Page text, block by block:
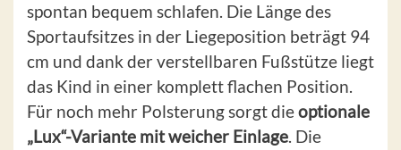
spontan bequem schlafen. Die Länge des
Sportaufsitzes in der Liegeposition beträgt 94
cm und dank der verstellbaren Fußstütze liegt
das Kind in einer komplett flachen Position.
Für noch mehr Polsterung sorgt dieoptionale
„Lux“-Variante mit weicher Einlage. Die